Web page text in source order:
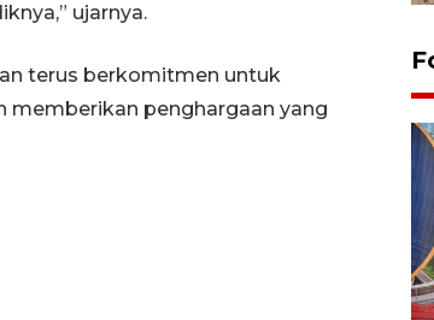
ujarnya.
terus berkomitmen untuk
memberikan penghargaan yang